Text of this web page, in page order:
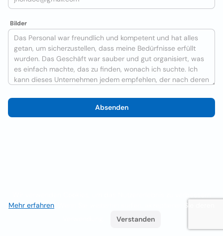
Bilder
Absenden
Mehr erfahren . Wenn Sie weiterhin surfen, akzeptieren Sie deren
Verstanden